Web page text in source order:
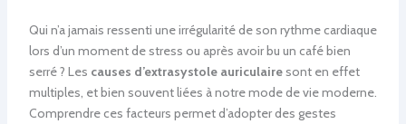
Qui n’a jamais ressenti une irrégularité de son rythme cardiaque
lors d’un moment de stress ou après avoir bu un café bien
serré ? Les causes d’extrasystole auriculairesont en effet
multiples, et bien souvent liées à notre mode de vie moderne.
Comprendre ces facteurs permet d’adopter des gestes